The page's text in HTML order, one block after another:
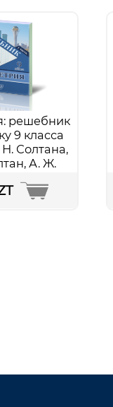
решебник
9 класса
Н. Солтана,
А. Ж.
Часть 1